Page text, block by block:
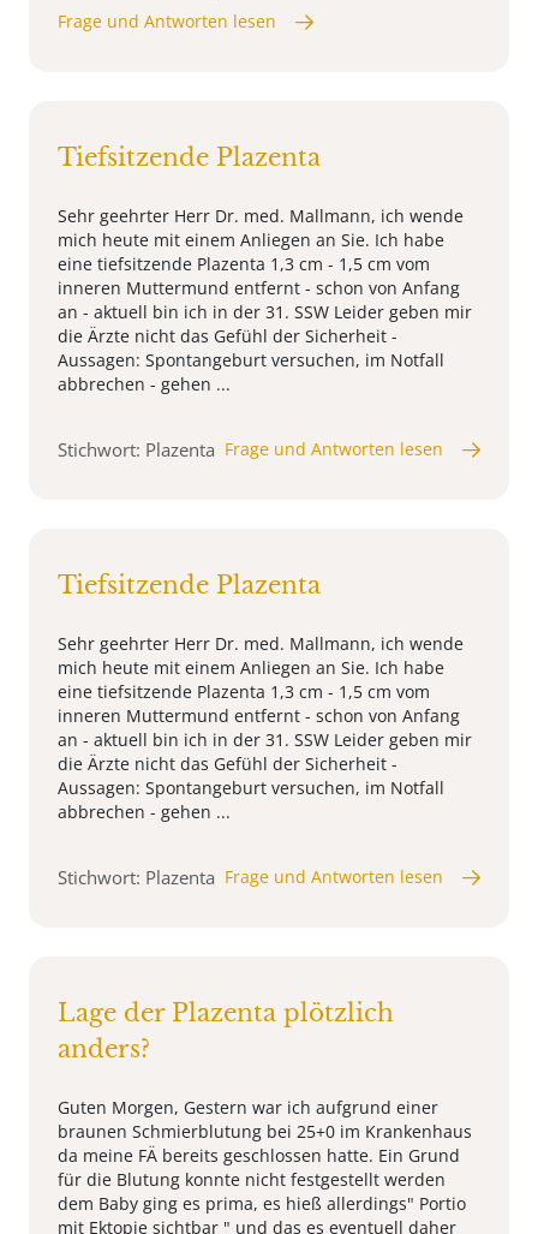
Frage und Antworten lesen
Tiefsitzende Plazenta
Sehr geehrter Herr Dr. med. Mallmann, ich wende
mich heute mit einem Anliegen an Sie. Ich habe
eine tiefsitzende Plazenta 1,3 cm - 1,5 cm vom
inneren Muttermund entfernt - schon von Anfang
an - aktuell bin ich in der 31. SSW Leider geben mir
die Ärzte nicht das Gefühl der Sicherheit -
Aussagen: Spontangeburt versuchen, im Notfall
abbrechen - gehen ...
Stichwort: Plazenta Frage und Antworten lesen
Tiefsitzende Plazenta
Sehr geehrter Herr Dr. med. Mallmann, ich wende
mich heute mit einem Anliegen an Sie. Ich habe
eine tiefsitzende Plazenta 1,3 cm - 1,5 cm vom
inneren Muttermund entfernt - schon von Anfang
an - aktuell bin ich in der 31. SSW Leider geben mir
die Ärzte nicht das Gefühl der Sicherheit -
Aussagen: Spontangeburt versuchen, im Notfall
abbrechen - gehen ...
Stichwort: Plazenta Frage und Antworten lesen
Lage der Plazenta plötzlich
anders?
Guten Morgen, Gestern war ich aufgrund einer
braunen Schmierblutung bei 25+0 im Krankenhaus
da meine FÄ bereits geschlossen hatte. Ein Grund
für die Blutung konnte nicht festgestellt werden
dem Baby ging es prima, es hieß allerdings" Portio
mit Ektopie sichtbar " und das es eventuell daher